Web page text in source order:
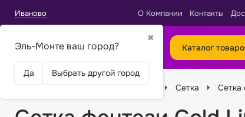
Иваново
✖
Эль-Монте ваш город?
Да Выбрать другой город
О Компании Контакты
Каталог
Сетка Сетка